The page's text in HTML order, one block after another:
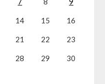
14 15 16
21 22 23
28 29 30